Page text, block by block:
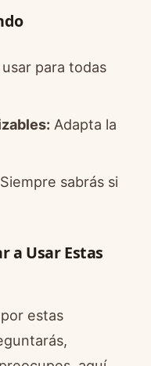
para todas
Adapta la
Siempre sabrás si
a Usar Estas
estas